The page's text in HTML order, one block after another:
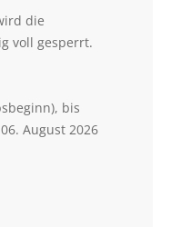
die
voll gesperrt.
bis
August 2026